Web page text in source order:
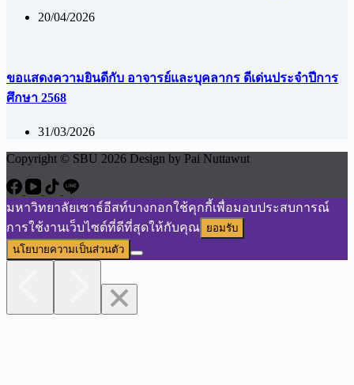
20/04/2026
ขอแสดงความยินดีกับ อาจารย์และบุคลากร ดีเด่นประจำปีการ
ศึกษา 2568
31/03/2026
Copyright © SBU 2026 Design by Pai Nuttawut
มหาวิทยาลัยเซาธ์อีสท์บางกอกใช้คุกกี้เพื่อมอบประสบการณ์
การใช้งานเว็บไซต์ที่ดีที่สุดให้กับคุณ ยอมรับ
นโยบายความเป็นส่วนตัว